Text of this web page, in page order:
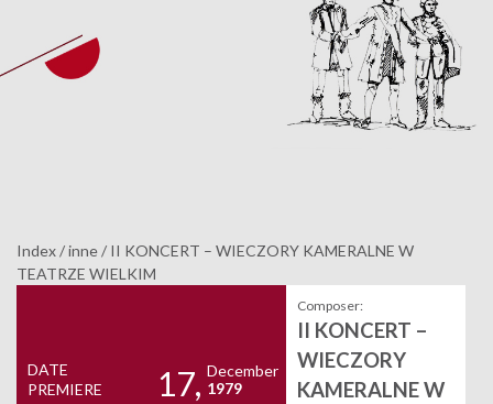
Index/inne/ II KONCERT – WIECZORY KAMERALNE W
TEATRZE WIELKIM
DATE
PREMIERE
17, December
1979
Composer:
II KONCERT –
WIECZORY
KAMERALNE W